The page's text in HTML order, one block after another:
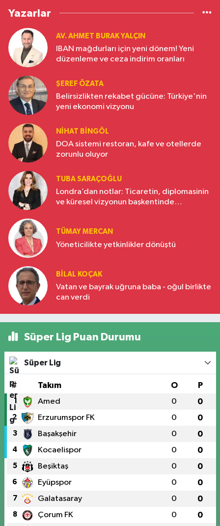
Yazarlar
AV. AHMET BURAK YALÇIN
IBAN mağdurları için yeni dönem! Yeni
düzenleme ve ceza indirim oranları
ŞEREF ÖZATA
Belirsizlikten rekabet gücüne: Türkiye'nin
yeni ekonomi vizyonu
NIHAT BINGÖL
DOA sistemi restoran, kafe ve otellerde
zorunlu oluyor
TUBA SARAÇOĞLU
Londra’dan notlar: Ticaretin, diplomasinin
ve küresel vizyonun başkentinde
TÜMAY MERCAN
Yöneticilikte yetkinlikler dönüştü
BILAL KOÇAK
Vatan ve bayrak uğruna baba - oğul birlikte
can verdi
Süper Lig Puan Durumu
Süper Lig
# Takım O P
1 Amed 0 0
2 Erzurumspor FK 0 0
3 Başakşehir 0 0
4 Kocaelispor 0 0
5 Beşiktaş 0 0
6 Eyüpspor 0 0
7 Galatasaray 0 0
8 Çorum FK 0 0